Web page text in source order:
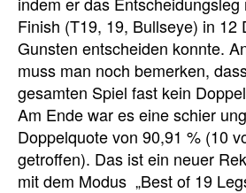
Finish (T19, 19, Bullseye) in 12
Gunsten entscheiden konnte.
muss man noch bemerken,
gesamten Spiel fast kein
Am Ende war es eine schier
Doppelquote von 90,91 % (10
getroffen). Das ist ein neuer
mit dem Modus „Best of 19